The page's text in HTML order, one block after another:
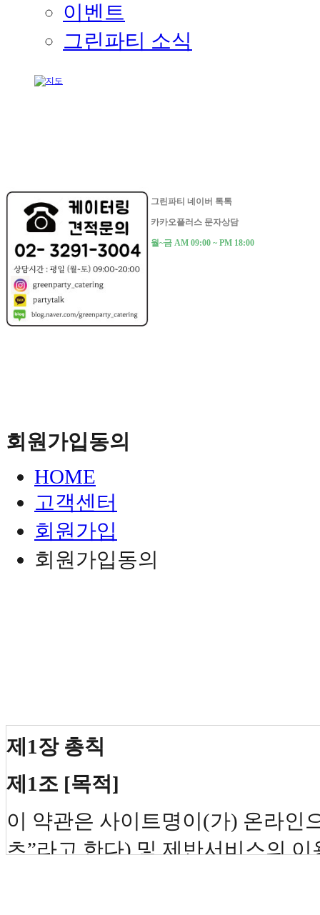
이벤트
그린파티 소식
그린파티 네이버 톡톡
카카오플러스 문자상담
월~금 AM 09:00 ~ PM 18:00
회원가입동의
HOME
고객센터
회원가입
회원가입동의
제1장 총칙
제1조 [목적]
이 약관은 사이트명이(가) 온라인
츠”라고 한다) 및 제반서비스의